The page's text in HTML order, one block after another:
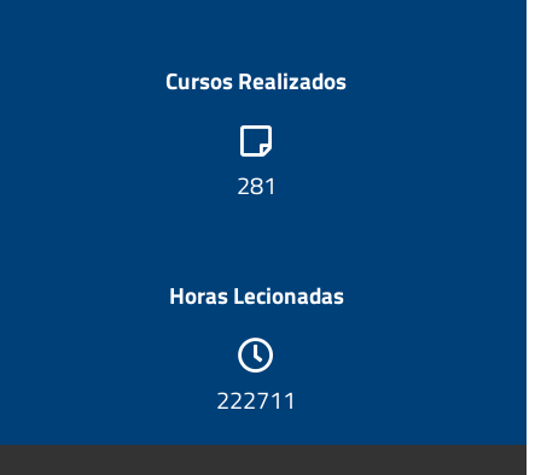
Cursos Realizados
299
Horas Lecionadas
237486